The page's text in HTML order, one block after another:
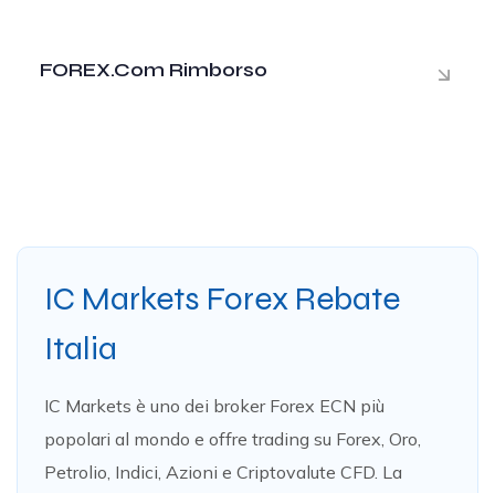
FOREX.com Rimborso
IC Markets Forex Rebate
Italia
IC Markets è uno dei broker Forex ECN più
popolari al mondo e offre trading su Forex, Oro,
Petrolio, Indici, Azioni e Criptovalute CFD. La